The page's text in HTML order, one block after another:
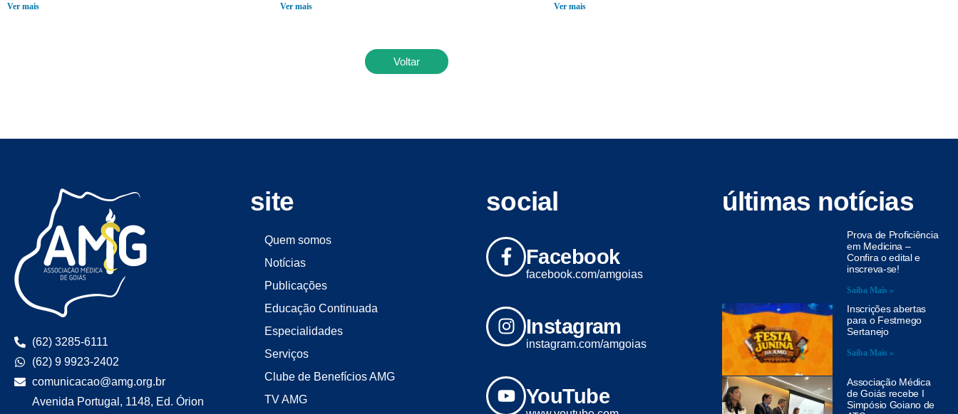
Ver mais Ver mais Ver mais
Voltar
(62) 3285-6111
(62) 9 9923-2402
comunicacao@amg.org.br
Avenida Portugal, 1148, Ed. Órion
site
Quem somos
Notícias
Publicações
Educação Continuada
Especialidades
Serviços
Clube de Benefícios AMG
TV AMG
social
Facebook
facebook.com/amgoias
Instagram
instagram.com/amgoias
YouTube
últimas notícias
Prova de Proficiência
em Medicina –
Confira o edital e
inscreva-se!
Saiba Mais »
Inscrições abertas
para o Festmego
Sertanejo
Saiba Mais »
Associação Médica
de Goiás recebe I
Simpósio Goiano de